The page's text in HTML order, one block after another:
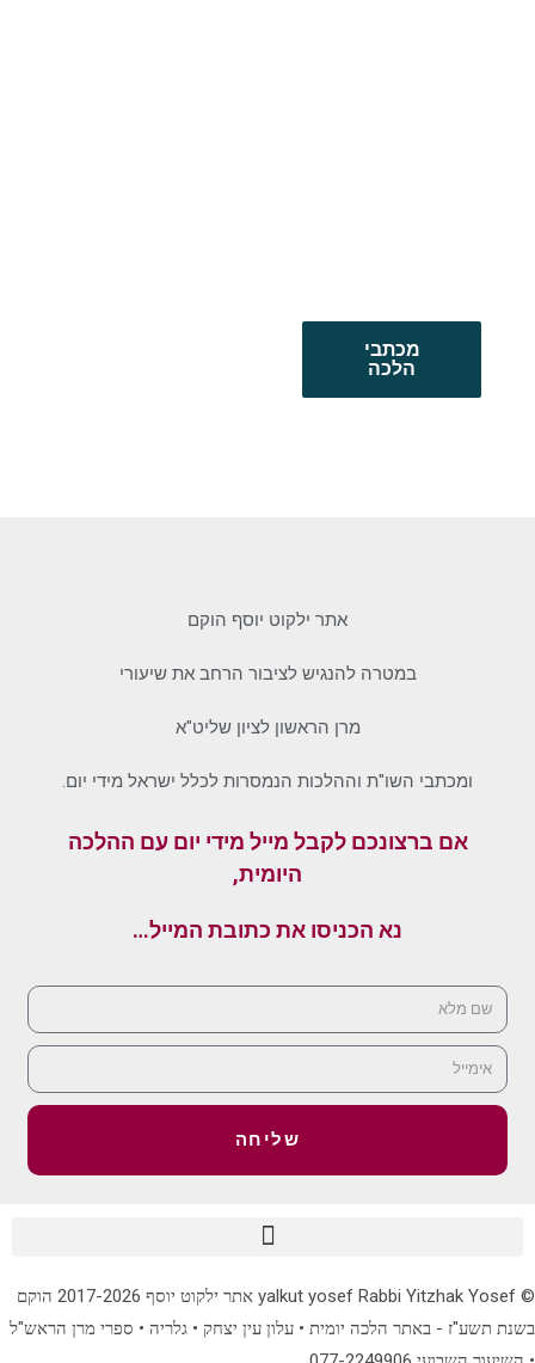
מכתבי
הלכה
אתר ילקוט יוסף הוקם
במטרה להנגיש לציבור הרחב את שיעורי
מרן הראשון לציון שליט"א
ומכתבי השו"ת וההלכות הנמסרות לכלל ישראל מידי יום.
אם ברצונכם לקבל מייל מידי יום עם ההלכה
היומית,
נא הכניסו את כתובת המייל…
שליחה
© yalkut yosef Rabbi Yitzhak Yosef אתר ילקוט יוסף 2017-2026 הוקם
בשנת תשע"ז - באתר הלכה יומית • עלון עין יצחק • גלריה • ספרי מרן הראש"ל